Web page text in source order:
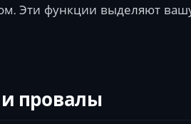
Эти функции выделяют
провалы